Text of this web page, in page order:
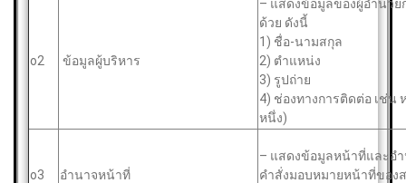
o2 ข้อมูลผู้บริหาร
– แสดงข้อมูลของผู้อำนวย
ด้วย ดังนี้
1) ชื่อ-นามสกุล
2) ตำแหน่ง
3) รูปถ่าย
4) ช่องทางการติดต่อ เช่น
หนึ่ง)
o3 อำนาจหน้าที่
– แสดงข้อมูลหน้าที่และอ
คำสั่งมอบหมายหน้าที่ของ